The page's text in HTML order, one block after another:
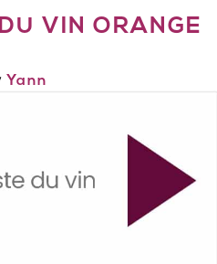
VIN ORANGE
Yann